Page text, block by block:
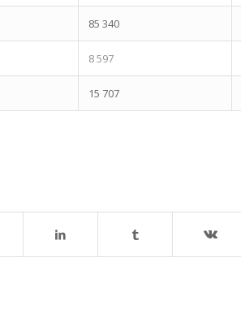
85 340
8 597
15 707